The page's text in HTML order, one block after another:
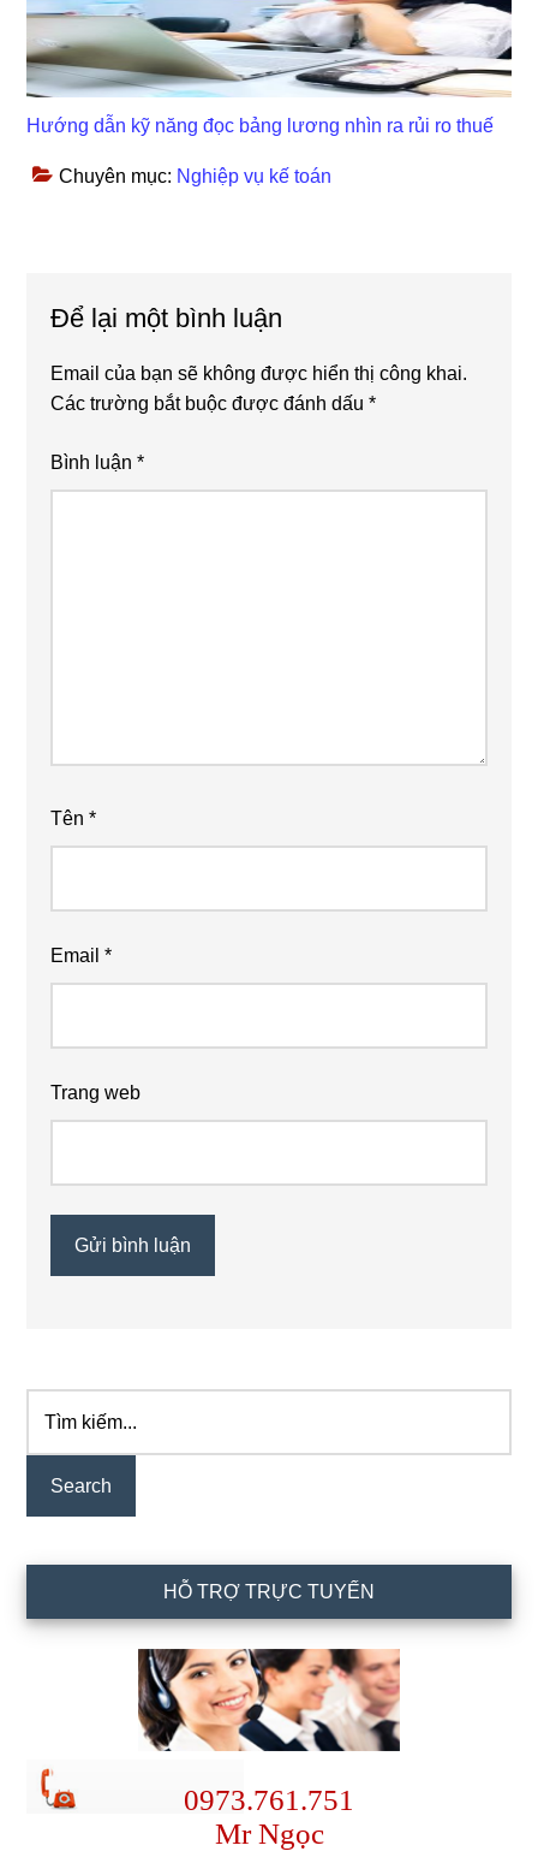
Hướng dẫn kỹ năng đọc bảng lương nhìn ra rủi ro thuế
Chuyên mục: Nghiệp vụ kế toán
Interactions
Để lại một bình luận
Email của bạn sẽ không được hiển thị công khai.
Các trường bắt buộc được đánh dấu*
Bình luận*
Tên*
Email*
Trang web
Primary
Sidebar
kiếm...
HỖ TRỢ TRỰC TUYẾN
0973.761.751
Mr Ngọc